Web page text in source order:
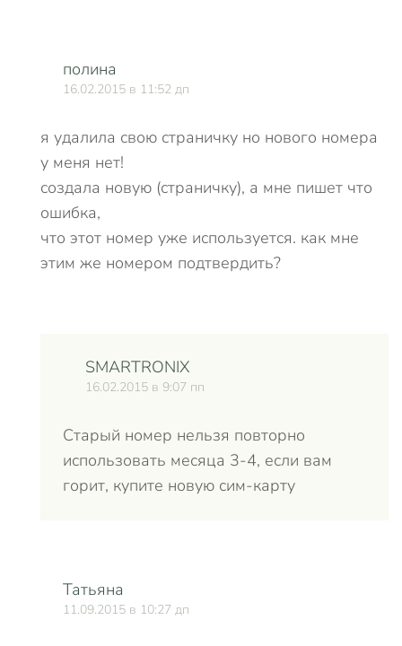
полина
16.02.2015 в 11:52 дп
я удалила свою страничку но нового номера
у меня нет!
создала новую (страничку), а мне пишет что
ошибка,
что этот номер уже используется. как мне
этим же номером подтвердить?
SMARTRONIX
16.02.2015 в 9:07 пп
Старый номер нельзя повторно
использовать месяца 3-4, если вам
горит, купите новую сим-карту
Татьяна
11.09.2015 в 10:27 дп